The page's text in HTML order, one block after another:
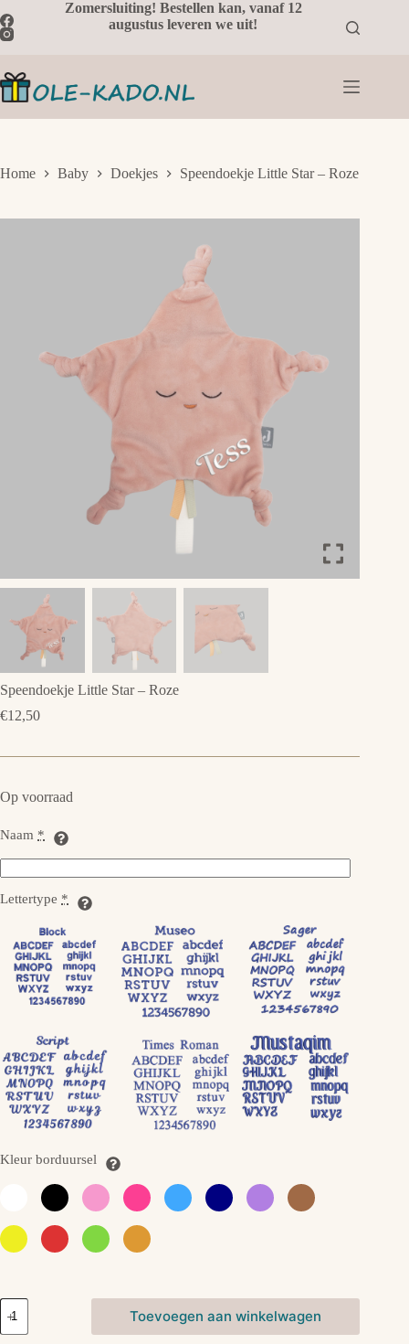
naar
de
Zomersluiting! Bestellen kan, vanaf 12
augustus leveren we uit!
Home Baby Doekjes Speendoekje Little Star – Roze
Speendoekje Little Star – Roze
€12,50
Op voorraad
Naam *
Lettertype *
Kleur borduursel
Speendoekje
Little
Star
Toevoegen aan winkelwagen